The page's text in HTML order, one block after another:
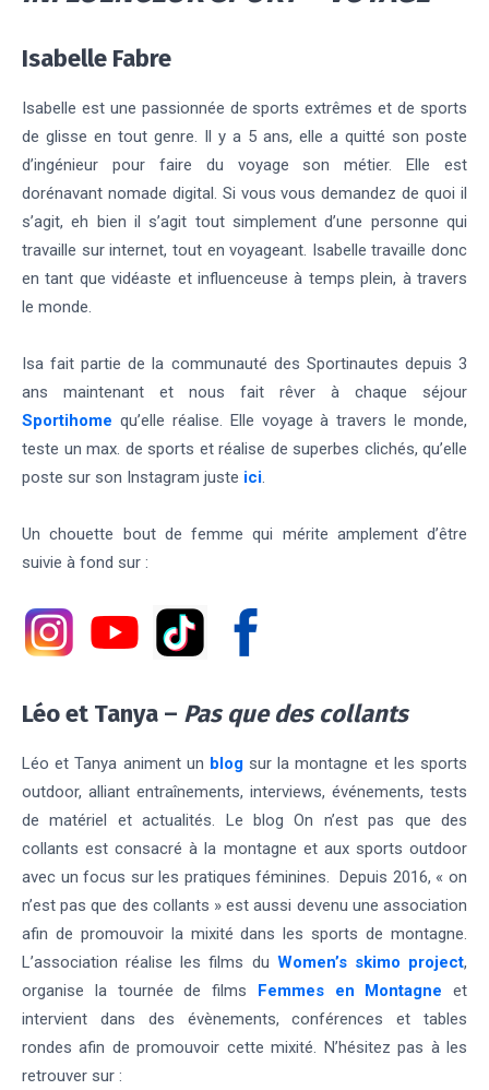
Isabelle Fabre
Isabelle est une passionnée de sports extrêmes et de sports
de glisse en tout genre. Il y a 5 ans, elle a quitté son poste
d’ingénieur pour faire du voyage son métier. Elle est
dorénavant nomade digital. Si vous vous demandez de quoi il
s’agit, eh bien il s’agit tout simplement d’une personne qui
travaille sur internet, tout en voyageant. Isabelle travaille donc
en tant que vidéaste et influenceuse à temps plein, à travers
le monde.
Isa fait partie de la communauté des Sportinautes depuis 3
ans maintenant et nous fait rêver à chaque séjour
Sportihome qu’elle réalise. Elle voyage à travers le monde,
teste un max. de sports et réalise de superbes clichés, qu’elle
poste sur son Instagram juste ici.
Un chouette bout de femme qui mérite amplement d’être
suivie à fond sur :
Léo et Tanya – Pas que des collants
Léo et Tanya animent un blogsur la montagne et les sports
outdoor, alliant entraînements, interviews, événements, tests
de matériel et actualités. Le blog On n’est pas que des
collants est consacré à la montagne et aux sports outdoor
avec un focus sur les pratiques féminines. Depuis 2016, « on
n’est pas que des collants » est aussi devenu une association
afin de promouvoir la mixité dans les sports de montagne.
L’association réalise les films du Women’s skimo project,
organise la tournée de films Femmes en Montagne et
intervient dans des évènements, conférences et tables
rondes afin de promouvoir cette mixité. N’hésitez pas à les
retrouver sur :